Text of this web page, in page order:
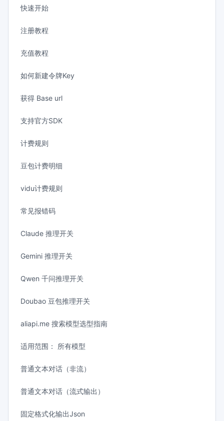
快速开始
注册教程
充值教程
如何新建令牌Key
获得 Base url
支持官方SDK
计费规则
豆包计费明细
vidu计费规则
常见报错码
Claude 推理开关
Gemini 推理开关
Qwen 千问推理开关
Doubao 豆包推理开关
aliapi.me 搜索模型选型指南
适用范围： 所有模型
普通文本对话（非流）
普通文本对话（流式输出）
固定格式化输出Json